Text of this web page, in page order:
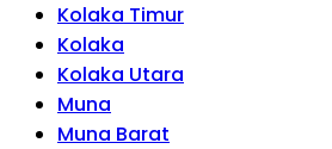
Kolaka Timur
Kolaka
Kolaka Utara
Muna
Muna Barat